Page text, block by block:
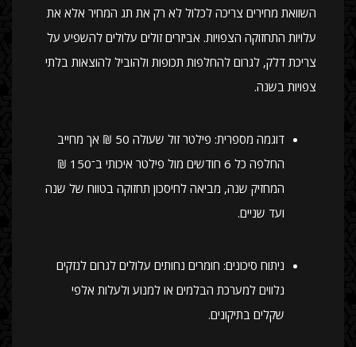
השוואת מחירים צריכה לכלול לא רק את תג המחיר אלא את
עלויות התחזוקה הצפויות. אביזרים זולים עלולים להשפיע על
צריכת דלק, לגרום להחלפות תכופות ולהוביל להוצאות בלתי
צפויות בשנה.
דוגמה מספרית: פילטר זול שעולה 50 ₪ אך מחייב
החלפה כל 6 חודשים מול פילטר איכותי ב־150 ₪
המחזיק שנה, מביאה לחיסכון תחזוקה בטווח של שנה
ועד שניים.
ניתוח סיכונים: חומרים נחותים עלולים לגרום לנזקים
נלווים למערכת הבלמים או למנוע ולעלות אלפי
שקלים בתיקונים.